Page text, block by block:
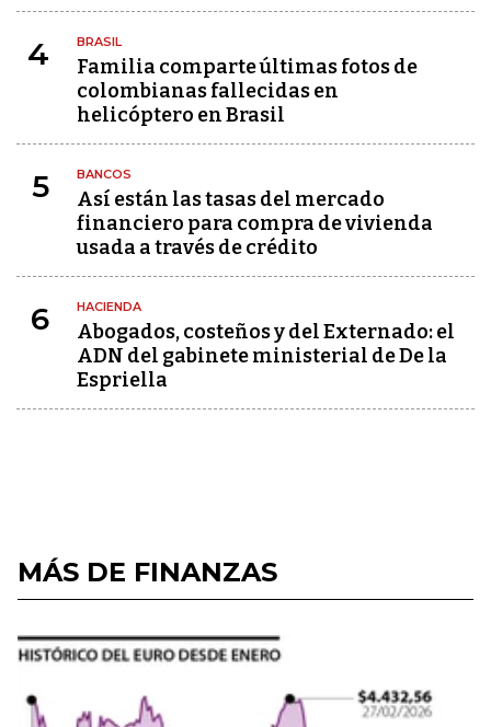
4 BRASIL
Familia comparte últimas fotos de
colombianas fallecidas en
helicóptero en Brasil
5 BANCOS
Así están las tasas del mercado
financiero para compra de vivienda
usada a través de crédito
6 HACIENDA
Abogados, costeños y del Externado: el
ADN del gabinete ministerial de De la
Espriella
MÁS DE FINANZAS